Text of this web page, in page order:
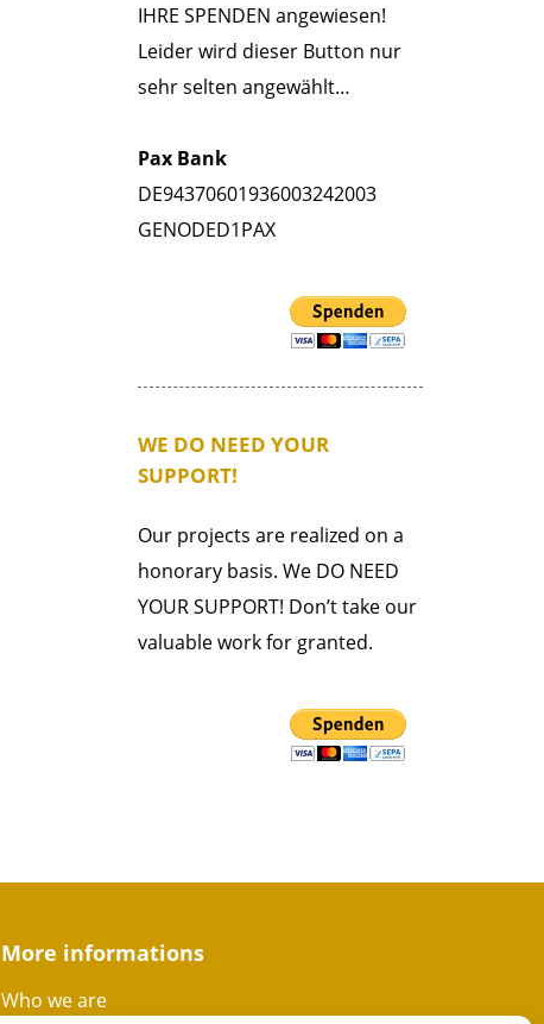
IHRE SPENDEN angewiesen!
Leider wird dieser Button nur
sehr selten angewählt…
Pax Bank
DE94370601936003242003
GENODED1PAX
WE DO NEED YOUR
SUPPORT!
Our projects are realized on a
honorary basis. We DO NEED
YOUR SUPPORT! Don’t take our
valuable work for granted.
More informations
Who we are